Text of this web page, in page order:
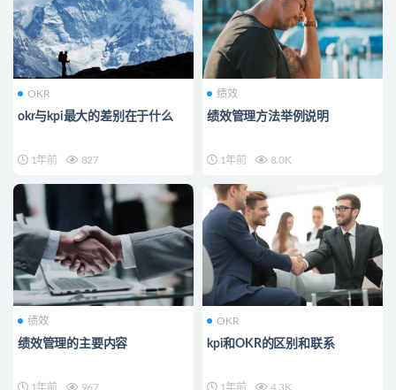
OKR
okr与kpi最大的差别在于什么
1年前 827
绩效
绩效管理方法举例说明
1年前 8.0K
绩效
绩效管理的主要内容
1年前 967
OKR
kpi和OKR的区别和联系
1年前 4.3K